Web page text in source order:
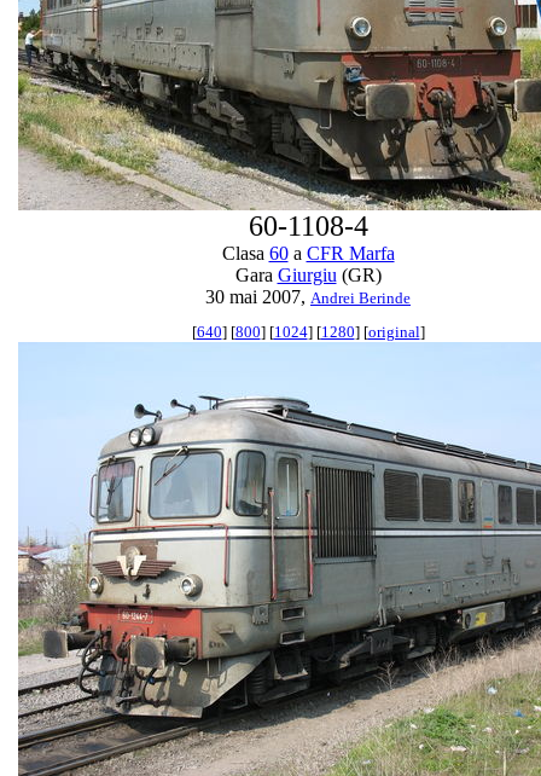
60-1108-4
Clasa 60a CFR Marfa
Gara Giurgiu (GR)
30 mai 2007, Andrei Berinde
[640] [800] [1024] [1280] [original]